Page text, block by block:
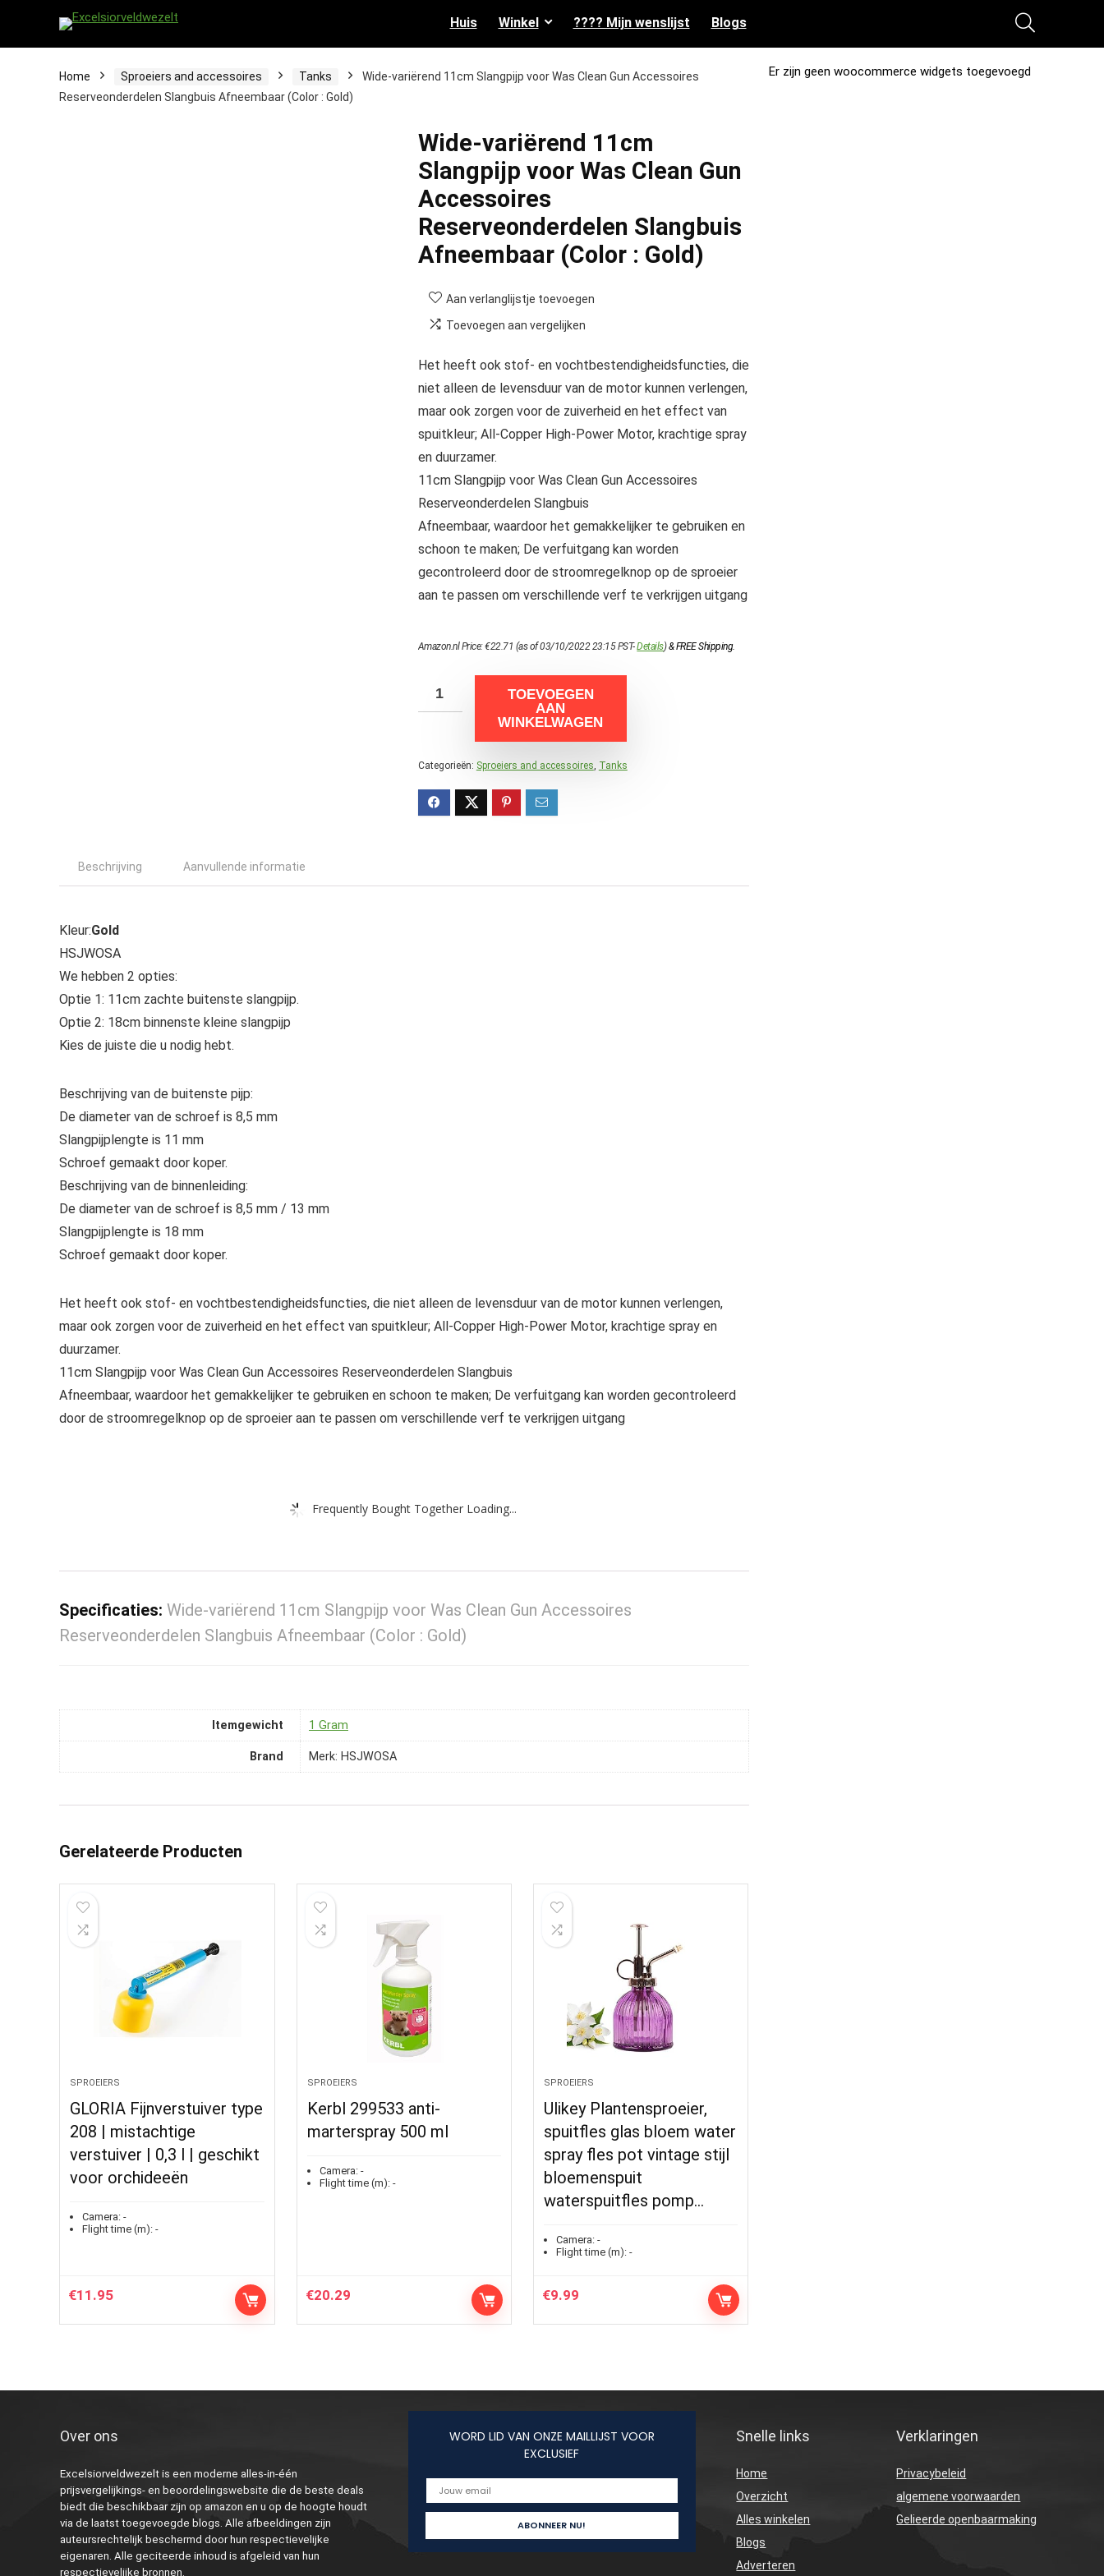
Huis Winkel ???? Mijn wenslijst Blogs
Home Sproeiers and accessoires Tanks
Wide-variërend 11cm Slangpijp voor Was Clean Gun Accessoires
Reserveonderdelen Slangbuis Afneembaar (Color : Gold)
Wide-variërend 11cm
Slangpijp voor Was Clean Gun
Accessoires
Reserveonderdelen Slangbuis
Afneembaar (Color : Gold)
Aan verlanglijstje toevoegen
Toevoegen aan vergelijken
Het heeft ook stof- en vochtbestendigheidsfuncties, die
niet alleen de levensduur van de motor kunnen verlengen,
maar ook zorgen voor de zuiverheid en het effect van
spuitkleur; All-Copper High-Power Motor, krachtige spray
en duurzamer.
11cm Slangpijp voor Was Clean Gun Accessoires
Reserveonderdelen Slangbuis
Afneembaar, waardoor het gemakkelijker te gebruiken en
schoon te maken; De verfuitgang kan worden
gecontroleerd door de stroomregelknop op de sproeier
aan te passen om verschillende verf te verkrijgen uitgang
Amazon.nl Price:€22.71 (as of 03/10/2022 23:15 PST-Details)&FREE Shipping.
TOEVOEGEN
AAN
WINKELWAGEN
Categorieën: Sproeiers and accessoires, Tanks
Beschrijving Aanvullende informatie
Kleur:Gold
HSJWOSA
We hebben 2 opties:
Optie 1: 11cm zachte buitenste slangpijp.
Optie 2: 18cm binnenste kleine slangpijp
Kies de juiste die u nodig hebt.
Beschrijving van de buitenste pijp:
De diameter van de schroef is 8,5 mm
Slangpijplengte is 11 mm
Schroef gemaakt door koper.
Beschrijving van de binnenleiding:
De diameter van de schroef is 8,5 mm / 13 mm
Slangpijplengte is 18 mm
Schroef gemaakt door koper.
Het heeft ook stof- en vochtbestendigheidsfuncties, die niet alleen de levensduur van de motor kunnen verlengen,
maar ook zorgen voor de zuiverheid en het effect van spuitkleur; All-Copper High-Power Motor, krachtige spray en
duurzamer.
11cm Slangpijp voor Was Clean Gun Accessoires Reserveonderdelen Slangbuis
Afneembaar, waardoor het gemakkelijker te gebruiken en schoon te maken; De verfuitgang kan worden gecontroleerd
door de stroomregelknop op de sproeier aan te passen om verschillende verf te verkrijgen uitgang
Frequently Bought Together Loading...
Specificaties: Wide-variërend 11cm Slangpijp voor Was Clean Gun Accessoires
Reserveonderdelen Slangbuis Afneembaar (Color : Gold)
Itemgewicht ‎1 Gram
Brand Merk: HSJWOSA
Gerelateerde Producten
SPROEIERS
GLORIA Fijnverstuiver type
208 | mistachtige
verstuiver | 0,3 l | geschikt
voor orchideeën
Camera: -
Flight time (m): -
€11.95
SPROEIERS
Kerbl 299533 anti-
marterspray 500 ml
Camera:-
Flight time (m):-
€20.29
SPROEIERS
Ulikey Plantensproeier,
spuitfles glas bloem water
spray fles pot vintage stijl
bloemenspuit
waterspuitfles pomp…
Camera: -
Flight time (m): -
€9.99
Er zijn geen woocommerce widgets toegevoegd
Over ons
Excelsiorveldwezelt is een moderne alles-in-één
prijsvergelijkings- en beoordelingswebsite die de beste deals
biedt die beschikbaar zijn op amazon en u op de hoogte houdt
via de laatst toegevoegde blogs. Alle afbeeldingen zijn
auteursrechtelijk beschermd door hun respectievelijke
eigenaren. Alle geciteerde inhoud is afgeleid van hun
respectievelijke bronnen.
WORD LID VAN ONZE MAILLIJST VOOR
EXCLUSIEF
Snelle links
Home
Overzicht
Alles winkelen
Blogs
Adverteren
Verklaringen
Privacybeleid
algemene voorwaarden
Gelieerde openbaarmaking